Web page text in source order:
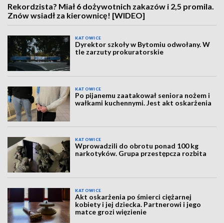
Rekordzista? Miał 6 dożywotnich zakazów i 2,5 promila.
Znów wsiadł za kierownicę! [WIDEO]
KATOWICE
Dyrektor szkoły w Bytomiu odwołany. W
tle zarzuty prokuratorskie
KATOWICE
Po pijanemu zaatakował seniora nożem i
wałkami kuchennymi. Jest akt oskarżenia
KATOWICE
Wprowadzili do obrotu ponad 100 kg
narkotyków. Grupa przestępcza rozbita
KATOWICE
Akt oskarżenia po śmierci ciężarnej
kobiety i jej dziecka. Partnerowi i jego
matce grozi więzienie